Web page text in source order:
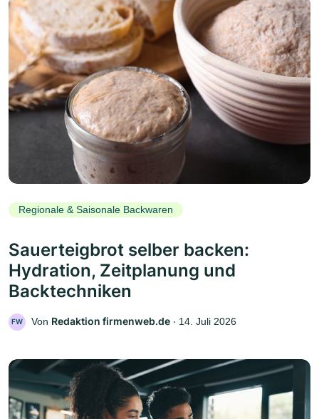
Regionale & Saisonale Backwaren
Sauerteigbrot selber backen:
Hydration, Zeitplanung und
Backtechniken
FW Von Redaktion firmenweb.de ‧ 14. Juli 2026